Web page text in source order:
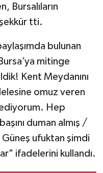
Bursalıların
tti.
bulunan
mitinge
Kent Meydanını
omuz veren
Hep
duman almış /
ufuktan şimdi
ifadelerini kullandı.